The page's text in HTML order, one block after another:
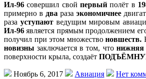
Ил-96 совершил свойпервый полёт в
примерно в два разаэкономичнее
раза уступаютведущим мировым
Ил-96 является прямым продолжением
получил при этом множество новшеств.
новизны заключается в том, что нижняя
поверхности крыла, создаёт
Ноябрь 6, 2017 Авиация Нет